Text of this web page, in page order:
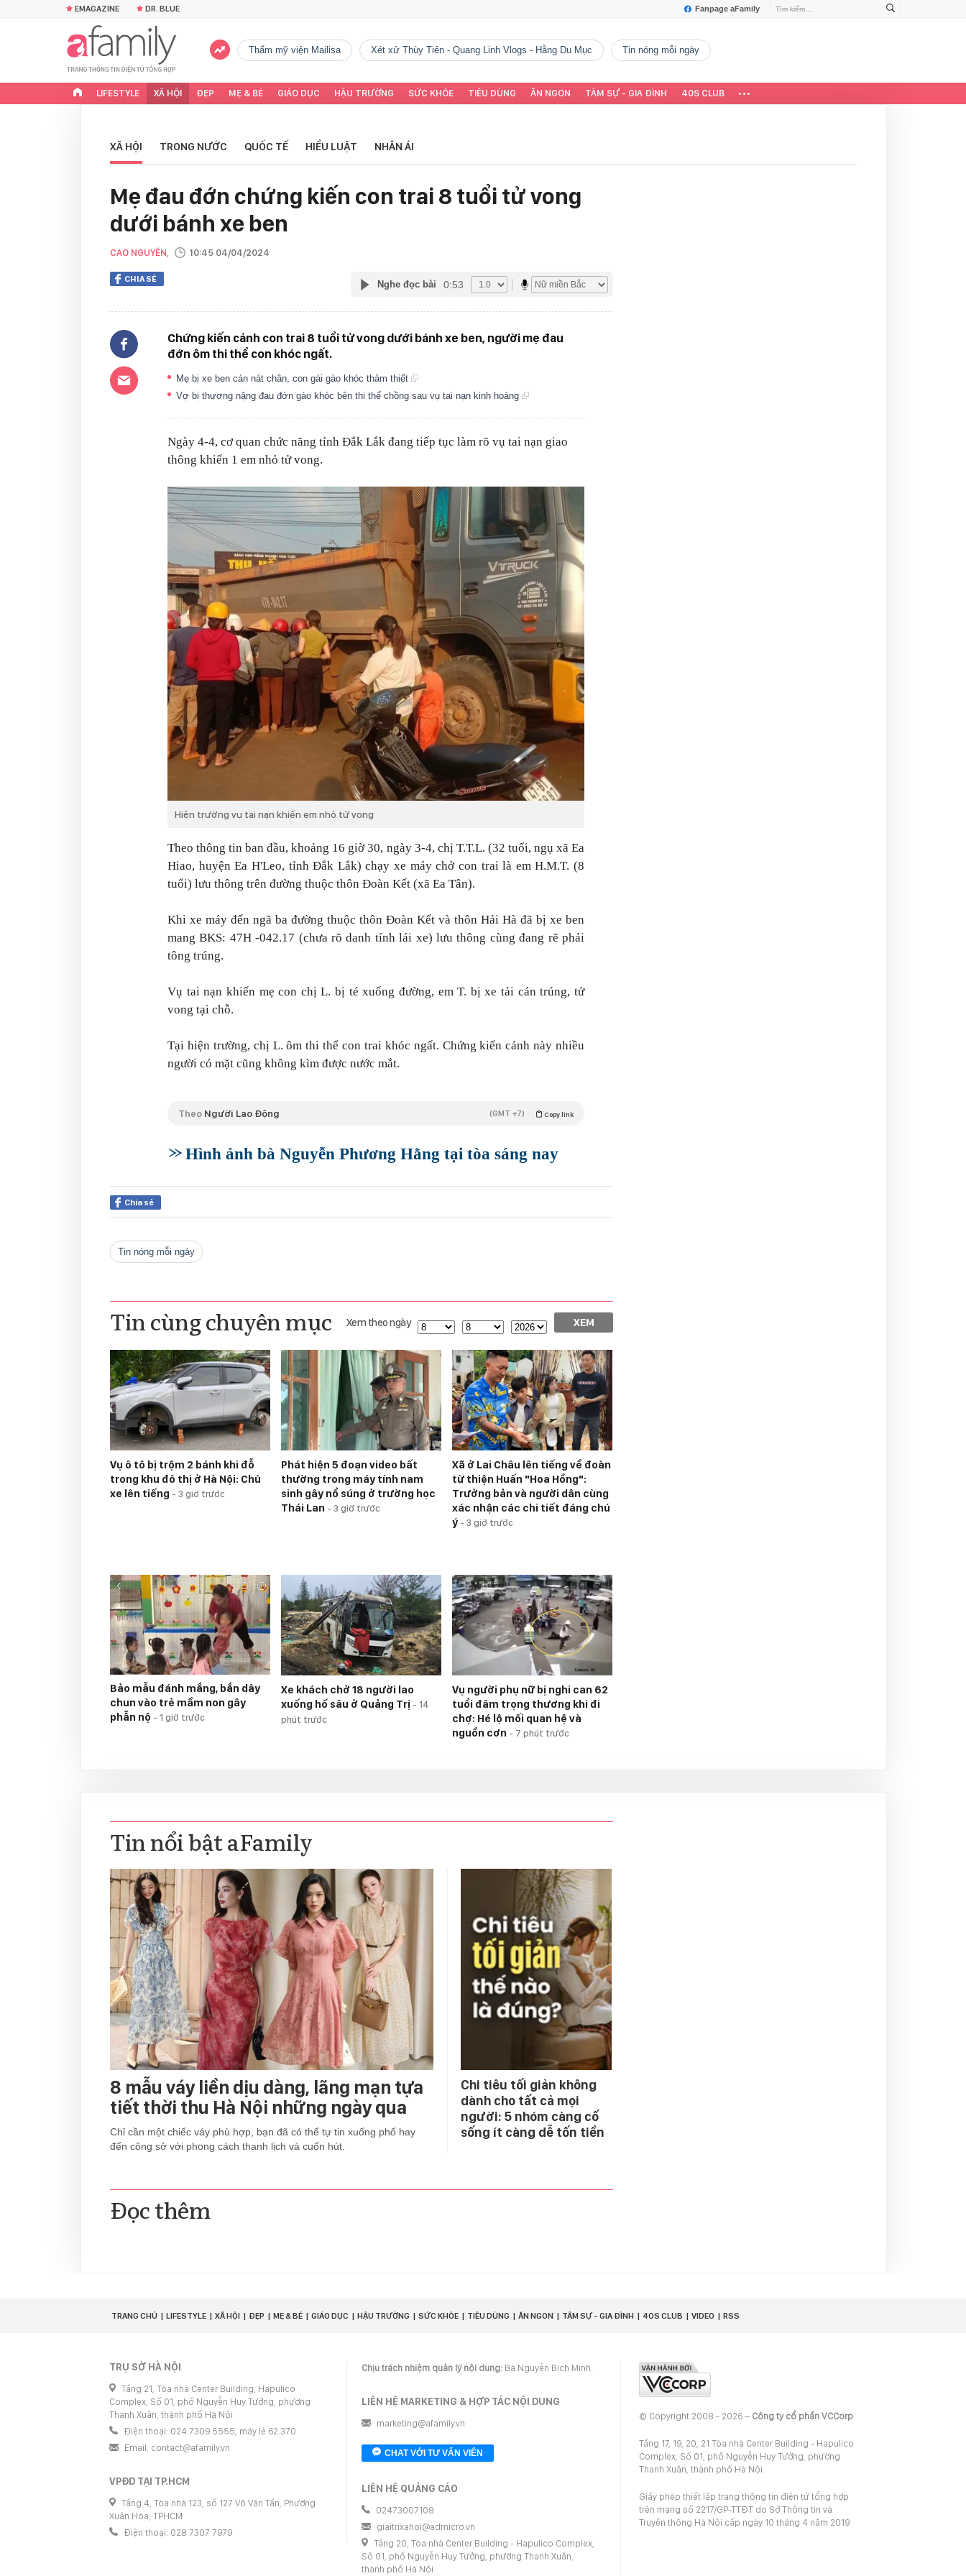
Fanpage aFamily
EMAGAZINE DR. BLUE
Thẩm mỹ viện Mailisa Xét xử Thùy Tiên - Quang Linh Vlogs - Hằng Du Mục tin nóng mỗi ngày
LIFESTYLE XÃ HỘI ĐẸP MẸ & BÉ GIÁO DỤC HẬU TRƯỜNG SỨC KHỎE TIÊU DÙNG ĂN NGON TÂM SỰ - GIA ĐÌNH 40S CLUB
XÃ HỘI TRONG NƯỚC QUỐC TẾ HIỂU LUẬT NHÂN ÁI
Mẹ đau đớn chứng kiến con trai 8 tuổi tử vong
dưới bánh xe ben
CAO NGUYÊN, 10:45 04/04/2024
CHIA SẺ Nghe đọc bài 0:53
Chứng kiến cảnh con trai 8 tuổi tử vong dưới bánh xe ben, người mẹ đau
đớn ôm thi thể con khóc ngất.
Mẹ bị xe ben cán nát chân, con gái gào khóc thảm thiết
Vợ bị thương nặng đau đớn gào khóc bên thi thể chồng sau vụ tai nạn kinh hoàng
Ngày 4-4, cơ quan chức năng tỉnh Đắk Lắk đang tiếp tục làm rõ vụ tai nạn giao
thông khiến 1 em nhỏ tử vong.
Hiện trường vụ tai nạn khiến em nhỏ tử vong
Theo thông tin ban đầu, khoảng 16 giờ 30, ngày 3-4, chị T.T.L. (32 tuổi, ngụ xã Ea
Hiao, huyện Ea H'Leo, tỉnh Đắk Lắk) chạy xe máy chở con trai là em H.M.T. (8
tuổi) lưu thông trên đường thuộc thôn Đoàn Kết (xã Ea Tân).
Khi xe máy đến ngã ba đường thuộc thôn Đoàn Kết và thôn Hải Hà đã bị xe ben
mang BKS: 47H -042.17 (chưa rõ danh tính lái xe) lưu thông cùng đang rẽ phải
tông trúng.
Vụ tai nạn khiến mẹ con chị L. bị té xuống đường, em T. bị xe tải cán trúng, tử
vong tại chỗ.
Tại hiện trường, chị L. ôm thi thể con trai khóc ngất. Chứng kiến cảnh này nhiều
người có mặt cũng không kìm được nước mắt.
Theo Người Lao Động Copy link
(GMT +7)
Hình ảnh bà Nguyễn Phương Hằng tại tòa sáng nay
Chia sẻ
tin nóng mỗi ngày
Tin cùng chuyên mục Xem theo ngày XEM
Vụ ô tô bị trộm 2 bánh khi đỗ
trong khu đô thị ở Hà Nội: Chủ
xe lên tiếng - 3 giờ trước
Phát hiện 5 đoạn video bất
thường trong máy tính nam
sinh gây nổ súng ở trường học
Thái Lan - 3 giờ trước
Xã ở Lai Châu lên tiếng về đoàn
từ thiện Huấn "Hoa Hồng":
Trưởng bản và người dân cùng
xác nhận các chi tiết đáng chú
ý - 3 giờ trước
Bảo mẫu đánh mắng, bắn dây
chun vào trẻ mầm non gây
phẫn nộ - 1 giờ trước
Xe khách chở 18 người lao
xuống hố sâu ở Quảng Trị - 14
phút trước
Vụ người phụ nữ bị nghi can 62
tuổi đâm trọng thương khi đi
chợ: Hé lộ mối quan hệ và
nguồn cơn - 7 phút trước
Tin nổi bật aFamily
8 mẫu váy liền dịu dàng, lãng mạn tựa
tiết thời thu Hà Nội những ngày qua
Chỉ cần một chiếc váy phù hợp, bạn đã có thể tự tin xuống phố hay
đến công sở với phong cách thanh lịch và cuốn hút.
Chi tiêu tối giản không
dành cho tất cả mọi
người: 5 nhóm càng cố
sống ít càng dễ tốn tiền
Đọc thêm
TRANG CHỦ LIFESTYLE XÃ HỘI ĐẸP MẸ & BÉ GIÁO DỤC HẬU TRƯỜNG SỨC KHỎE TIÊU DÙNG ĂN NGON TÂM SỰ - GIA ĐÌNH 40S CLUB VIDEO RSS
TRỤ SỞ HÀ NỘI
Tầng 21, Tòa nhà Center Building, Hapulico
Complex, Số 01, phố Nguyễn Huy Tưởng, phường
Thanh Xuân, thành phố Hà Nội
Điện thoại: 024 7309 5555, máy lẻ 62.370
Email: contact@afamily.vn
VPĐD TẠI TP.HCM
Tầng 4, Tòa nhà 123, số 127 Võ Văn Tần, Phường
Xuân Hòa, TPHCM
Điện thoại: 028 7307 7979
Chịu trách nhiệm quản lý nội dung: Bà Nguyễn Bích Minh.
LIÊN HỆ MARKETING & HỢP TÁC NỘI DUNG
marketing@afamily.vn
CHAT VỚI TƯ VẤN VIÊN
LIÊN HỆ QUẢNG CÁO
02473007108
giaitrixahoi@admicro.vn
Tầng 20, Tòa nhà Center Building - Hapulico Complex,
Số 01, phố Nguyễn Huy Tưởng, phường Thanh Xuân,
thành phố Hà Nội
© Copyright 2008 - 2026 – Công ty cổ phần VCCorp
Tầng 17, 19, 20, 21 Tòa nhà Center Building - Hapulico
Complex, Số 01, phố Nguyễn Huy Tưởng, phường
Thanh Xuân, thành phố Hà Nội
Giấy phép thiết lập trang thông tin điện tử tổng hợp
trên mạng số 2217/GP-TTĐT do Sở Thông tin và
Truyền thông Hà Nội cấp ngày 10 tháng 4 năm 2019